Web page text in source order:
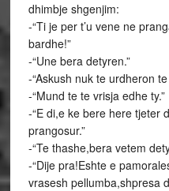
dhimbje shgenjim:
-“Ti je per t’u vene ne
bardhe!”
-“Une bera detyren.”
-“Askush nuk te urdheron
-“Mund te te vrisja edhe ty.”
-“E di,e ke bere here tjeter
prangosur.”
-“Te thashe,bera vetem
-“Dije pra!Eshte e
vrasesh pellumba,shpresa